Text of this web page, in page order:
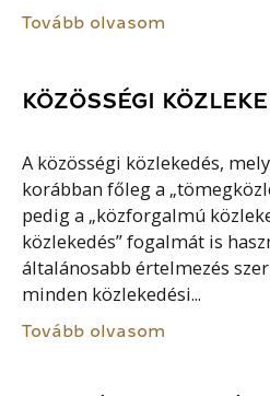
Tovább olvasom
KÖZÖSSÉGI
A közösségi közlekedés,
korábban főleg a
pedig a „közforgalmú
közlekedés” fogalmát is
általánosabb értelmezés
minden közlekedési...
Tovább olvasom